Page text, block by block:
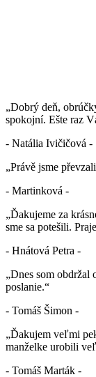
„Dobrý deň,
spokojní. Ešte raz
- Natália Ivičičová -
„Právě jsme
- Martinková -
„Ďakujeme za
sme sa potešili.
- Hnátová Petra -
„Dnes som obdržal
poslanie.“
- Tomáš Šimon -
„Ďakujem veľmi
manželke urobili
- Tomáš Marták -